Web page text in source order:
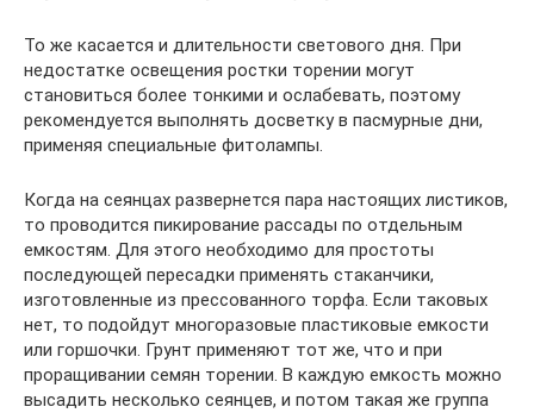
То же касается и длительности светового дня. При
недостатке освещения ростки торении могут
становиться более тонкими и ослабевать, поэтому
рекомендуется выполнять досветку в пасмурные дни,
применяя специальные фитолампы.
Когда на сеянцах развернется пара настоящих листиков,
то проводится пикирование рассады по отдельным
емкостям. Для этого необходимо для простоты
последующей пересадки применять стаканчики,
изготовленные из прессованного торфа. Если таковых
нет, то подойдут многоразовые пластиковые емкости
или горшочки. Грунт применяют тот же, что и при
проращивании семян торении. В каждую емкость можно
высадить несколько сеянцев, и потом такая же группа